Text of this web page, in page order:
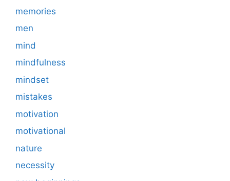
memories
men
mind
mindfulness
mindset
mistakes
motivation
motivational
nature
necessity